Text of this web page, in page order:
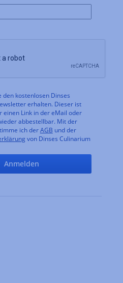
den kostenlosen Dinses
erhalten. Dieser ist
einen Link in der eMail oder
abbestellbar. Mit der
ich derAGB und der
von Dinses Culinarium
Anmelden